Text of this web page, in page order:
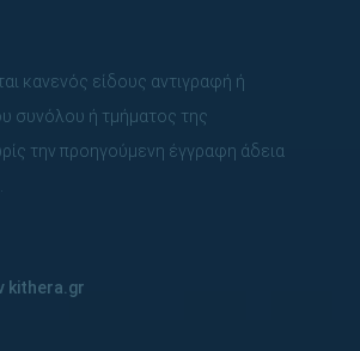
κανενός είδους αντιγραφή ή
συνόλου ή τμήματος της
την προηγούμενη έγγραφη άδεια
kithera.gr